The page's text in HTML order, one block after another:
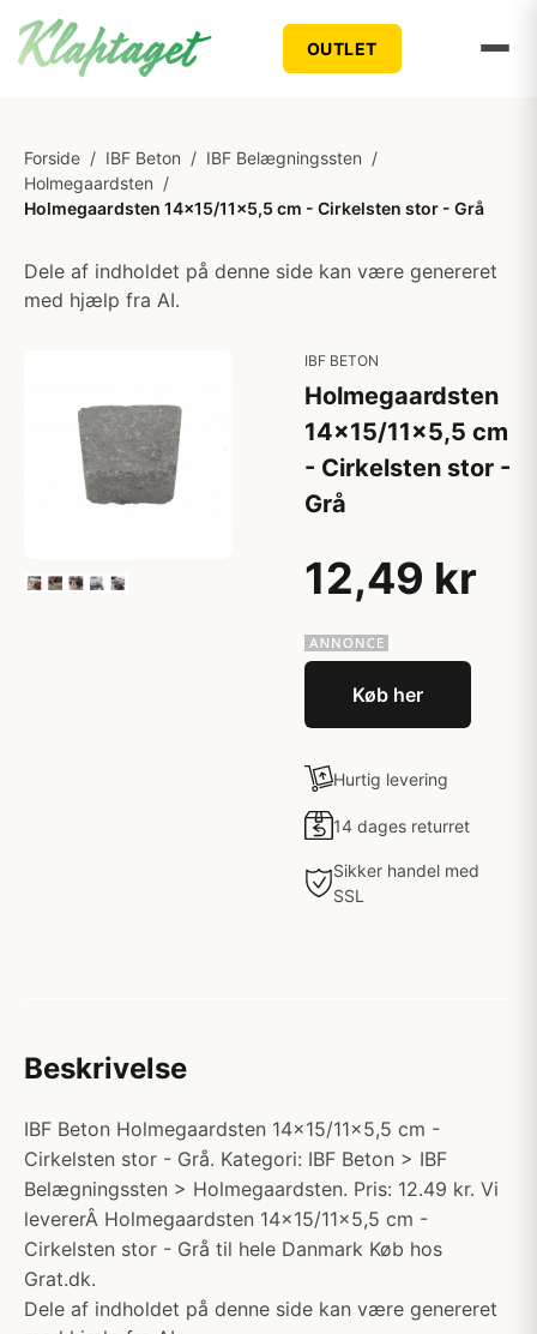
OUTLET
Forside / IBF Beton / IBF Belægningssten /
Holmegaardsten /
Holmegaardsten 14x15/11x5,5 cm - Cirkelsten stor - Grå
Dele af indholdet på denne side kan være genereret
med hjælp fra AI.
IBF BETON
Holmegaardsten
14x15/11x5,5 cm
- Cirkelsten stor -
Grå
12,49 kr
Køb her
Hurtig levering
14 dages returret
Sikker handel med
SSL
Beskrivelse
IBF Beton Holmegaardsten 14x15/11x5,5 cm -
Cirkelsten stor - Grå. Kategori: IBF Beton > IBF
Belægningssten > Holmegaardsten. Pris: 12.49 kr. Vi
levererÂ Holmegaardsten 14x15/11x5,5 cm -
Cirkelsten stor - Grå til hele Danmark Køb hos
Grat.dk.
Dele af indholdet på denne side kan være genereret